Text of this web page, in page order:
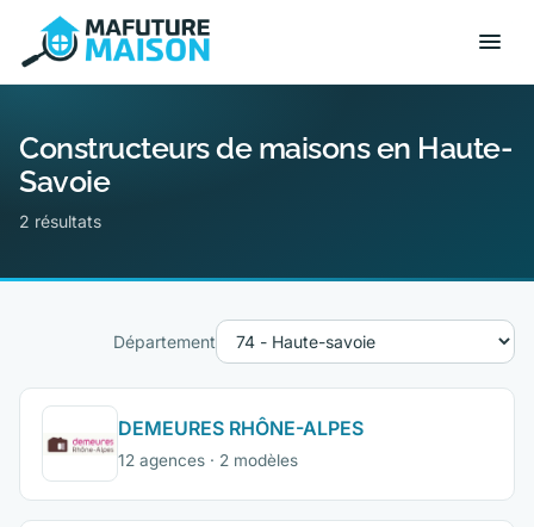
Constructeurs de maisons en Haute-
Savoie
2 résultats
Département
DEMEURES RHÔNE-ALPES
12 agences · 2 modèles